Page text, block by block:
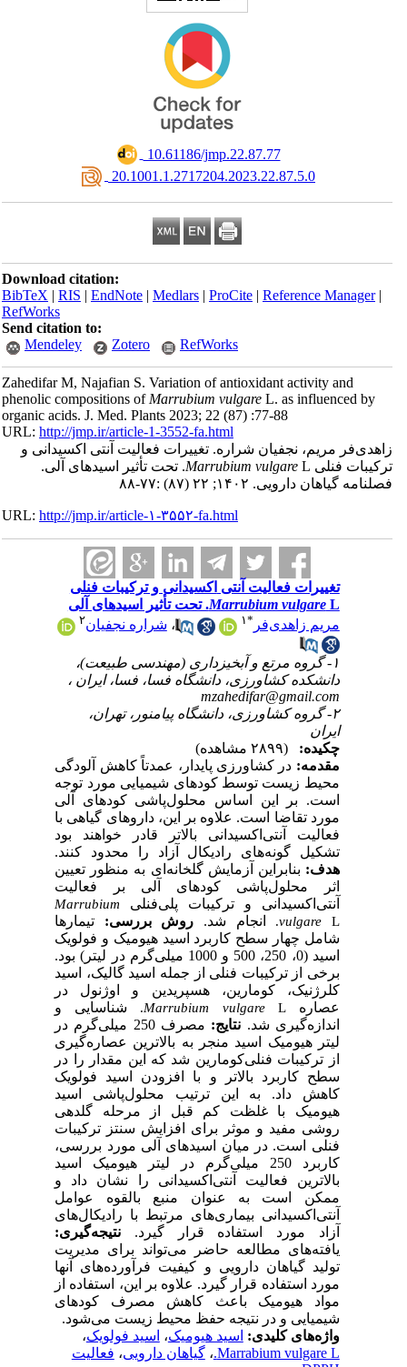
‎ 10.61186/jmp.22.87.77
‎ 20.1001.1.2717204.2023.22.87.5.0
Download citation:
BibTeX|RIS|EndNote|Medlars|ProCite|Reference Manager
RefWorks
Send citation to:
Mendeley
Zotero RefWorks
Zahedifar M, Najafian S. Variation of antioxidant activity and
phenolic compositions ofMarrubium vulgareL. as influenced by
organic acids. J. Med. Plants 2023; 22 (87) :77-88
URL:http://jmp.ir/article-1-3552-fa.html
زاهدی‌فر مریم، نجفیان شراره. تغییرات فعالیت آنتی ‎اکسیدانی و
فنلی
Marrubium vulgareL. تحت تأثیر اسیدهای آلی.
گياهان دارویی. ۱۴۰۲; ۲۲ (۸۷) :۷۷-۸۸
URL:http://jmp.ir/article-۱-۳۵۵۲-fa.html
تغییرات فعالیت آنتی ‎اکسیدانی و ترکیبات فنلی
Marrubium vulgare
مریم زاهدی‌فر ۱ ،شراره نجفیان
۱- گروه مرتع و آبخیزداری (مهندسی طبیعت)،
دانشکده کشاورزی، دانشگاه فسا، فسا، ایران ،
mzahedifar@gmail.com
۲- گروه کشاورزی، دانشگاه پیام‎نور، تهران،
ایران
چکیده:
(۲۸۹۹ مشاهده)
مقدمه:در کشاورزی پایدار، عمدتاً کاهش آلودگی
محیط زیست توسط کودهای شیمیایی مورد توجه
است. بر این اساس محلول‌پاشی کودهای آلی
مورد تقاضا است. علاوه بر این، داروهای گیاهی با
فعالیت آنتی‌اکسیدانی بالاتر قادر خواهند بود
تشکیل گونه‌های رادیکال آزاد را محدود کنند.
هدف:بنابراین آزمایش گلخانه‌ای به منظور تعیین
اثر محلول‌پاشی کودهای آلی بر فعالیت
آنتی‌اکسیدانی و ترکیبات پلی‌فنلیMarrubium
vulgare انجام شد.روش بررسی:تیمارها
شامل چهار سطح کاربرد اسید هیومیک و فولویک
اسید (0، 250، 500 و 1000 میلی‌گرم در لیتر) بود.
برخی از ترکیبات فنلی از جمله اسید گالیک، اسید
کلرژنیک، کومارین، هسپریدین و اوژنول در
عصاره
Marrubium vulgare L.
شناسایی و
اندازه‌گیری شد.نتایج:
مصرف 250 میلی‌گرم در
لیتر هیومیک اسید منجر به بالاترین عصاره‌گیری
از ترکیبات فنلی‌کومارین شد که این مقدار را در
سطح کاربرد بالاتر و با افزودن اسید فولویک
کاهش داد. به این ترتیب محلول‌پاشی اسید
هیومیک با غلظت کم قبل از مرحله گلدهی
روشی مفید و موثر برای افزایش سنتز ترکیبات
فنلی است. در میان اسیدهای آلی مورد بررسی،
کاربرد 250 میلی‌گرم در لیتر هیومیک اسید
بالاترین فعالیت آنتی‌اکسیدانی را نشان داد و
ممکن است به عنوان منبع بالقوه عوامل
آنتی‌اکسیدانی بیماری‌های مرتبط با رادیکال‌های
آزاد مورد استفاده قرار گیرد.نتیجه‌گیری:
یافته‌های مطالعه حاضر می‌تواند برای مدیریت
تولید گیاهان دارویی و کیفیت فرآورده‌های آنها
مورد استفاده قرار گیرد. علاوه بر این، استفاده از
مواد هیومیک باعث کاهش مصرف کودهای
شیمیایی و در نتیجه حفظ محیط زیست می‌شود.
واژه‌های کلیدی:اسید هیومیک،اسید فولویک،
Marrabium vulgare L. ،گیاهان دارویی،فعالیت